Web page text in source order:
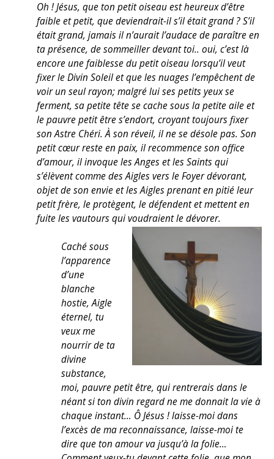
Oh ! Jésus, que ton petit oiseau est heureux d’être
faible et petit, que deviendrait-il s’il était grand ? S’il
était grand, jamais il n’aurait l’audace de paraître en
ta présence, de sommeiller devant toi.. oui, c’est là
encore une faiblesse du petit oiseau lorsqu’il veut
fixer le Divin Soleil et que les nuages l’empêchent de
voir un seul rayon; malgré lui ses petits yeux se
ferment, sa petite tête se cache sous la petite aile et
le pauvre petit être s’endort, croyant toujours fixer
son Astre Chéri. À son réveil, il ne se désole pas. Son
petit cœur reste en paix, il recommence son office
d’amour, il invoque les Anges et les Saints qui
s’élèvent comme des Aigles vers le Foyer dévorant,
objet de son envie et les Aigles prenant en pitié leur
petit frère, le protègent, le défendent et mettent en
fuite les vautours qui voudraient le dévorer.
Caché sous
l’apparence
d’une
blanche
hostie, Aigle
éternel, tu
veux me
nourrir de ta
divine
substance,
moi, pauvre petit être, qui rentrerais dans le
néant si ton divin regard ne me donnait la vie à
chaque instant… Ô Jésus ! laisse-moi dans
l’excès de ma reconnaissance, laisse-moi te
dire que ton amour va jusqu’à la folie…